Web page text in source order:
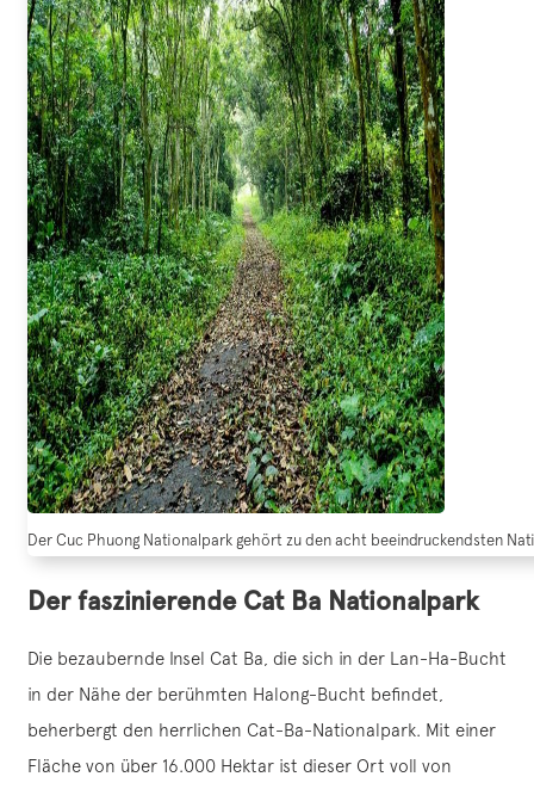
Der Cuc Phuong Nationalpark gehört zu den acht beeindruckendsten
Der faszinierende Cat Ba Nationalpark
Die bezaubernde Insel Cat Ba, die sich in der Lan-Ha-Bucht
in der Nähe der berühmten Halong-Bucht befindet,
beherbergt den herrlichen Cat-Ba-Nationalpark. Mit einer
Fläche von über 16.000 Hektar ist dieser Ort voll von